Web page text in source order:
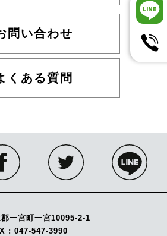
問い合わせ
くある質問
一宮町一宮10095-2-1
: 047-547-3990